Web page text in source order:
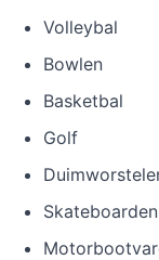
Volleybal
Bowlen
Basketbal
Golf
Skateboarden